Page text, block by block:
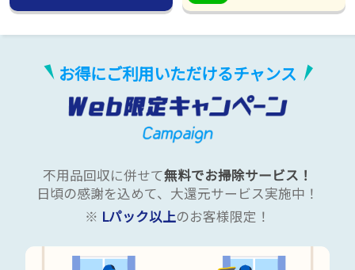
お得にご利用いただけるチャンス
不用品回収に併せて無料でお掃除サービス！
日頃の感謝を込めて、大還元サービス実施中！
※ Lパック以上のお客様限定！